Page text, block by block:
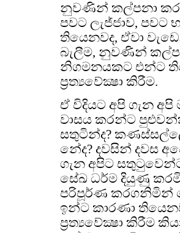
නුවණින් කල්පනා
පවට ලැජ්ජාව, පවට
තියෙනවද, ඒවා
බැලීම, නුවණින්
නිගමනයකට එන්ට
ප්‍රත්‍යවේක්‍ෂා කිරීම.
ඒ විදියට අපි ගැන
වාසය කරන්ට
සතුටින්ද?
නේද? දවසින් දවස
ගැන අපිට
සේඛ ධර්ම දියුණු
පරිපූර්ණ කරගනිමින්
ඉන්ට කාරණා
ප්‍රත්‍යවේක්‍ෂා කිරීම